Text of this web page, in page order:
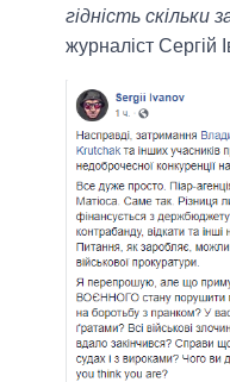
гідність скільки
журналіст Сергій